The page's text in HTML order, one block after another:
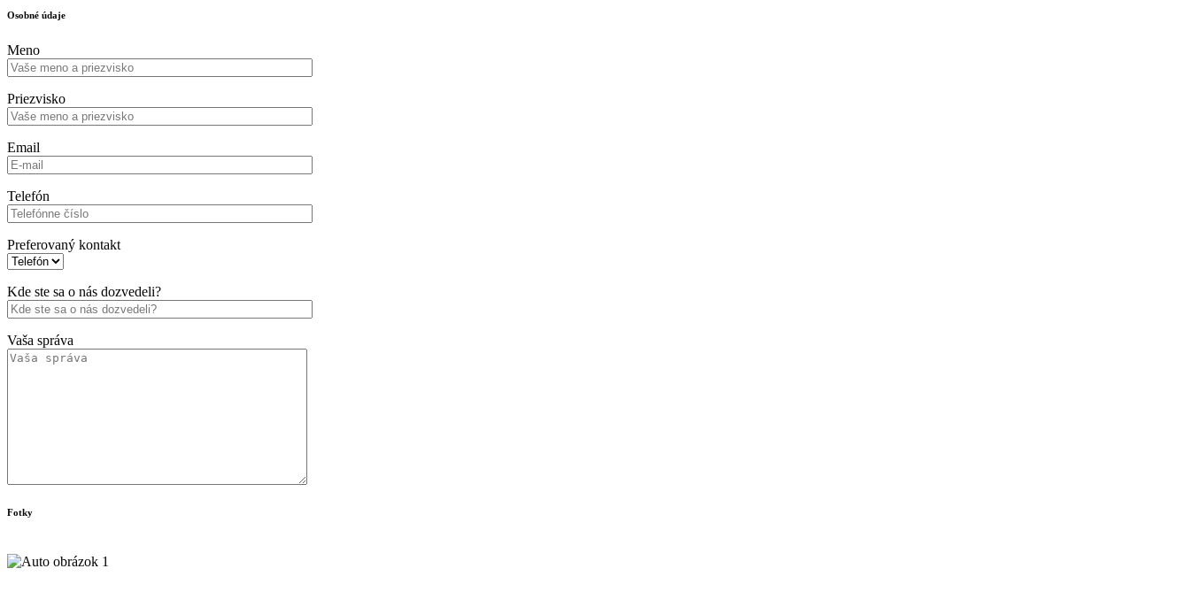
Osobné údaje
Meno
Priezvisko
Email
Telefón
Preferovaný kontakt
Kde ste sa o nás dozvedeli?
Vaša správa
Fotky